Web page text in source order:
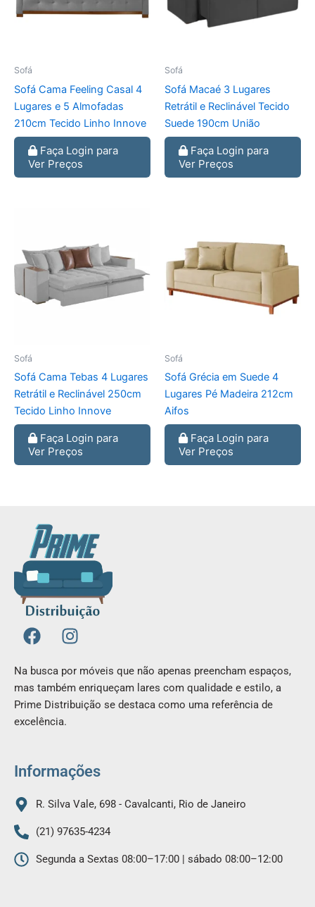
Sofá
Sofá Cama Feeling Casal 4
Lugares e 5 Almofadas
210cm Tecido Linho Innove
Faça Login para
Ver Preços
Sofá
Sofá Macaé 3 Lugares
Retrátil e Reclinável Tecido
Suede 190cm União
Faça Login para
Ver Preços
Sofá
Sofá Cama Tebas 4 Lugares
Retrátil e Reclinável 250cm
Tecido Linho Innove
Faça Login para
Ver Preços
Sofá
Sofá Grécia em Suede 4
Lugares Pé Madeira 212cm
Aifos
Faça Login para
Ver Preços
F
a
c
e
b
o
o
I
n
t
a
g
m
Na busca por móveis que não apenas preencham espaços,
mas também enriqueçam lares com qualidade e estilo, a
Prime Distribuição se destaca como uma referência de
excelência.
Informações
R. Silva Vale, 698 - Cavalcanti, Rio de Janeiro
(21) 97635-4234
Segunda a Sextas 08:00–17:00 | sábado 08:00–12:00